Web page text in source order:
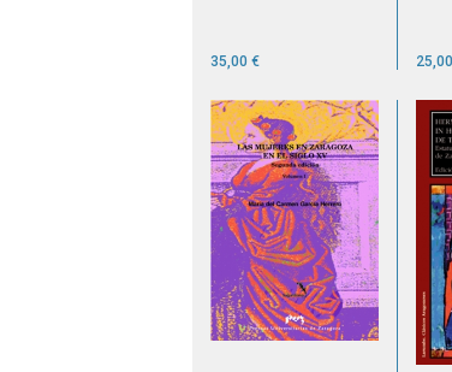
35,00 €